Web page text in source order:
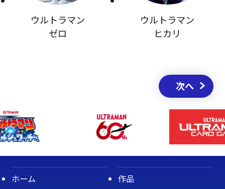
ウルトラマン
ゼロ
ウルトラマン
ヒカリ
次へ
ホーム
作品